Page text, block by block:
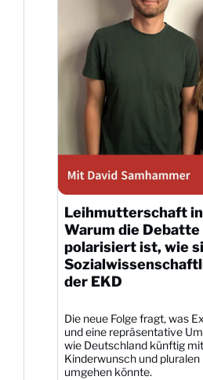
Leihmutterschaft
Warum die
polarisiert ist, wie
der EKD
Die neue Folge fragt, was
und eine repräsentative
wie Deutschland künftig
Kinderwunsch und
umgehen könnte.